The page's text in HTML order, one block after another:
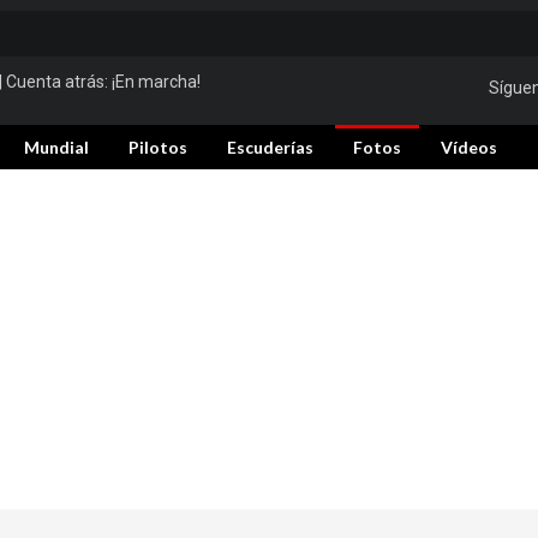
| Cuenta atrás: ¡En marcha!
Mundial Pilotos Escuderías Fotos Vídeos